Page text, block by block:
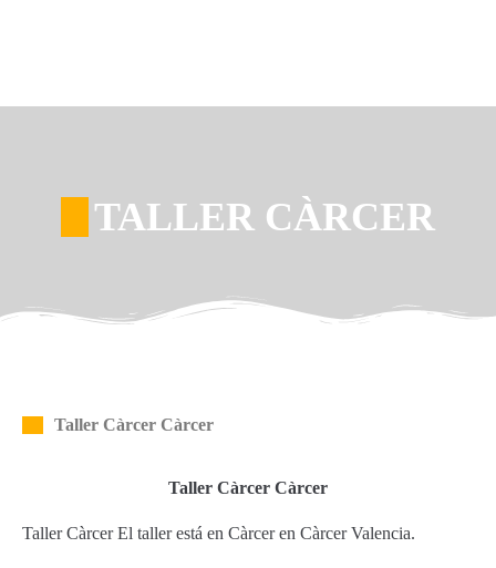
TALLER CÀRCER
Taller Càrcer Càrcer
Taller Càrcer Càrcer
Taller Càrcer El taller está en Càrcer en Càrcer Valencia.